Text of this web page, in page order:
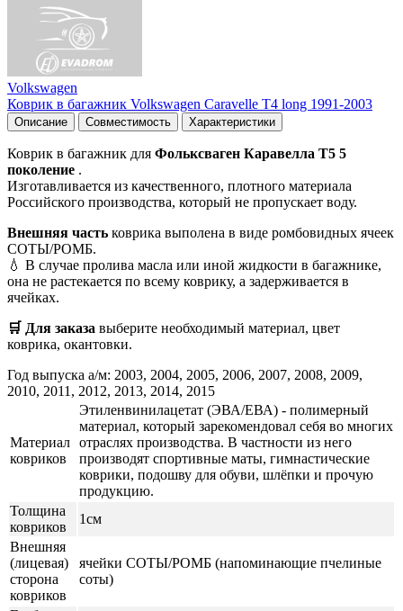
Volkswagen
Коврик в багажник Volkswagen Caravelle T4 long 1991-2003
Описание Совместимость Характеристики
Коврик в багажник для Фольксваген Каравелла Т5 5
поколение .
Изготавливается из качественного, плотного материала
Российского производства, который не пропускает воду.
Внешняя часть коврика выполена в виде ромбовидных ячеек
СОТЫ/РОМБ.
💧 В случае пролива масла или иной жидкости в багажнике,
она не растекается по всему коврику, а задерживается в
ячейках.
🛒 Для заказа выберите необходимый материал, цвет
коврика, окантовки.
Год выпуска а/м: 2003, 2004, 2005, 2006, 2007, 2008, 2009,
2010, 2011, 2012, 2013, 2014, 2015
Материал
ковриков
Этиленвинилацетат (ЭВА/ЕВА) - полимерный
материал, который зарекомендовал себя во многих
отраслях производства. В частности из него
производят спортивные маты, гимнастические
коврики, подошву для обуви, шлёпки и прочую
продукцию.
Толщина
ковриков
1см
Внешняя
(лицевая)
сторона
ковриков
ячейки СОТЫ/РОМБ (напоминающие пчелиные
соты)